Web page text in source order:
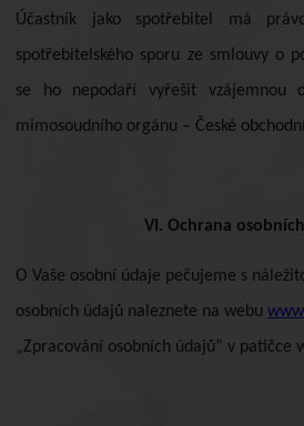
Účastník jako spotřebitel má
spotřebitelského sporu ze smlouvy o
se ho nepodaří vyřešit vzájemnou
mimosoudního orgánu – České
VI. Ochrana
O Vaše osobní údaje pečujeme s
osobních údajů naleznete na webu
„Zpracování osobních údajů“ v patičce